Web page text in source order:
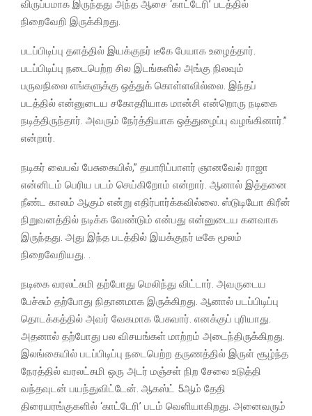
விருப்பமாக இருந்தது அந்த ஆசை ‘காட்டேரி’ படத்தில்
நிறைவேறி இருக்கிறது.
படப்பிடிப்பு தளத்தில் இயக்குநர் டீகே பேயாக உழைத்தார்.
படப்பிடிப்பு நடைபெற்ற சில இடங்களில் அங்கு நிலவும்
பருவநிலை எங்களுக்கு ஒத்துக் கொள்ளவில்லை. இந்தப்
படத்தில் என்னுடைய சகோதரியாக மான்சி என்றொரு நடிகை
நடித்திருந்தார். அவரும் நேர்த்தியாக ஒத்துழைப்பு வழங்கினார்.”
என்றார்.
நடிகர் வைபவ் பேசுகையில்,” தயாரிப்பாளர் ஞானவேல் ராஜா
என்னிடம் பெரிய படம் செய்கிறோம் என்றார். ஆனால் இத்தனை
நீண்ட காலம் ஆகும் என்று எதிர்பார்க்கவில்லை. ஸ்டுடியோ கிரீன்
நிறுவனத்தில் நடிக்க வேண்டும் என்பது என்னுடைய கனவாக
இருந்தது. அது இந்த படத்தில் இயக்குநர் டீகே மூலம்
நிறைவேறியது. .
நடிகை வரலட்சுமி தற்போது மெலிந்து விட்டார். அவருடைய
பேச்சும் தற்போது நிதானமாக இருக்கிறது. ஆனால் படப்பிடிப்பு
தொடக்கத்தில் அவர் வேகமாக பேசுவார். எனக்குப் புரியாது.
அதனால் தற்போது பல விசயங்கள் மாற்றம் அடைந்திருக்கிறது.
இலங்கையில் படப்பிடிப்பு நடைபெற்ற தருணத்தில் இருள் சூழ்ந்த
நேரத்தில் வரலட்சுமி ஒரு அடர் மஞ்சள் நிற சேலை உடுத்தி
வந்தவுடன் பயந்துவிட்டேன். ஆகஸ்ட் 5ஆம் தேதி
திரையரங்குகளில் ‘காட்டேரி’ படம் வெளியாகிறது. அனைவரும்